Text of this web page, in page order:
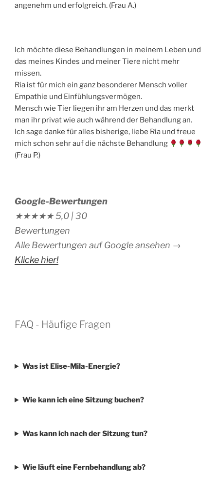
angenehm und erfolgreich. (Frau A.)
Ich möchte diese Behandlungen in meinem Leben und
das meines Kindes und meiner Tiere nicht mehr
missen.
Ria ist für mich ein ganz besonderer Mensch voller
Empathie und Einfühlungsvermögen.
Mensch wie Tier liegen ihr am Herzen und das merkt
man ihr privat wie auch während der Behandlung an.
Ich sage danke für alles bisherige, liebe Ria und freue
mich schon sehr auf die nächste Behandlung
(Frau P.)
Google-Bewertungen
★★★★★5,0 |30
Bewertungen
Alle Bewertungen auf Google ansehen →
Klicke hier!
FAQ - Häufige Fragen
Was ist Elise-Mila-Energie?
Wie kann ich eine Sitzung buchen?
Was kann ich nach der Sitzung tun?
Wie läuft eine Fernbehandlung ab?